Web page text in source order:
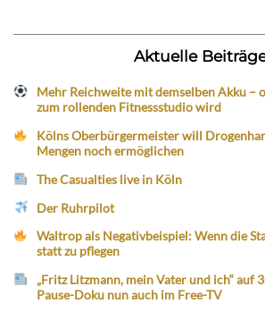
Aktuelle
Mehr Reichweite mit demselben Akku –
zum rollenden Fitnessstudio wird
Kölns Oberbürgermeister will
Mengen noch ermöglichen
The Casualties live in Köln
Der Ruhrpilot
Waltrop als Negativbeispiel: Wenn die
statt zu pflegen
„Fritz Litzmann, mein Vater und ich“ auf
Pause-Doku nun auch im Free-TV